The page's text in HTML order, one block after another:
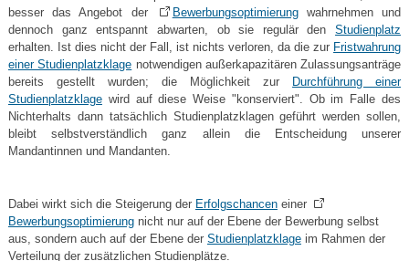
besser das Angebot der
Bewerbungsoptimierungwahrnehmen und
dennoch ganz entspannt abwarten, ob sie regulär denStudienplatz
erhalten. Ist dies nicht der Fall, ist nichts verloren, da die zur Fristwahrung
einer Studienplatzklage notwendigen außerkapazitären Zulassungsanträge
bereits gestellt wurden; die Möglichkeit zur
Durchführung einer
Studienplatzklagewird auf diese Weise "konserviert". Ob im Falle des
Nichterhalts dann tatsächlich Studienplatzklagen geführt werden sollen,
bleibt selbstverständlich ganz allein die Entscheidung unserer
Mandantinnen und Mandanten.
Dabei wirkt sich die Steigerung der Erfolgschanceneiner
Bewerbungsoptimierungnicht nur auf der Ebene der Bewerbung selbst
aus, sondern auch auf der Ebene der Studienplatzklageim Rahmen der
Verteilung der zusätzlichen Studienplätze.